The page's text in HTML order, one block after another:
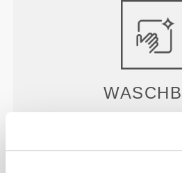
Trainingskleidung in die
erwarte beim nächsten